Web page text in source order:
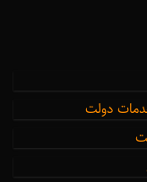
دولت